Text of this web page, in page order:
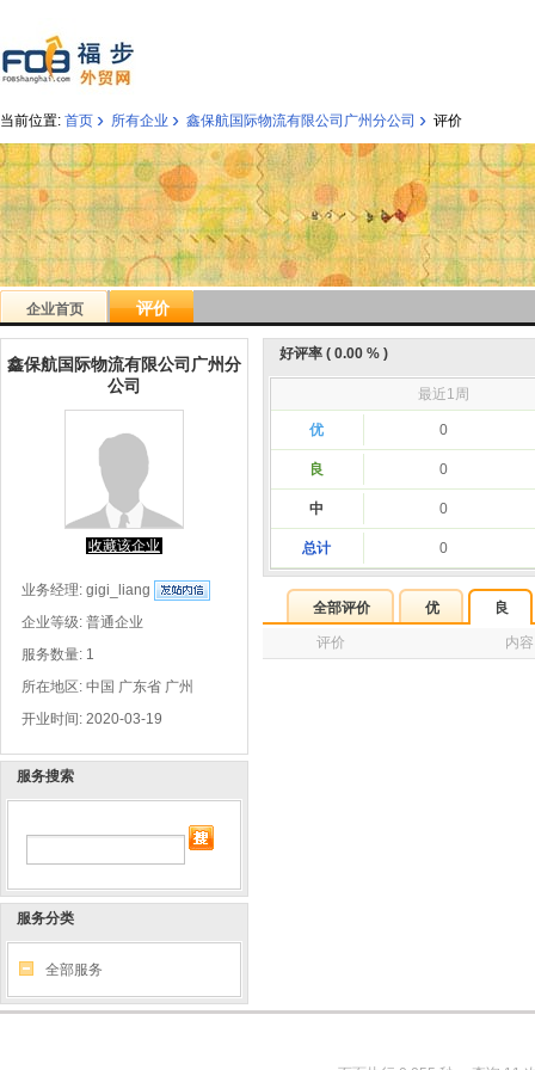
当前位置: 首页 › 所有企业 › 鑫保航国际物流有限公司广州分公司 › 评价
企业首页 评价
鑫保航国际物流有限公司广州分
公司
收藏该企业
业务经理: gigi_liang
企业等级: 普通企业
服务数量: 1
所在地区: 中国 广东省 广州
开业时间: 2020-03-19
服务搜索
服务分类
全部服务
好评率 ( 0.00 % )
最近1周
优 0
良 0
中 0
总计 0
全部评价 优 良
评价 内容